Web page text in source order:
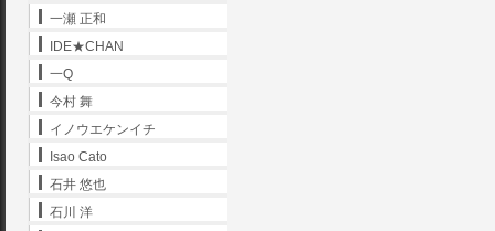
一瀬 正和
IDE★CHAN
一Q
今村 舞
イノウエケンイチ
Isao Cato
石井 悠也
石川 洋